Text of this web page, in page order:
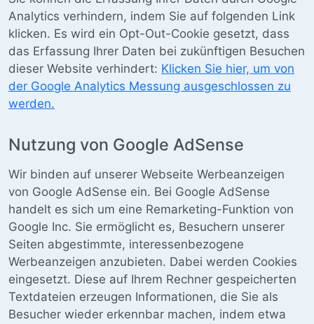
Analytics verhindern, indem Sie auf folgenden Link
klicken. Es wird ein Opt-Out-Cookie gesetzt, dass
das Erfassung Ihrer Daten bei zukünftigen Besuchen
dieser Website verhindert: Klicken Sie hier, um von
der Google Analytics Messung ausgeschlossen zu
werden.
Nutzung von Google AdSense
Wir binden auf unserer Webseite Werbeanzeigen
von Google AdSense ein. Bei Google AdSense
handelt es sich um eine Remarketing-Funktion von
Google Inc. Sie ermöglicht es, Besuchern unserer
Seiten abgestimmte, interessenbezogene
Werbeanzeigen anzubieten. Dabei werden Cookies
eingesetzt. Diese auf Ihrem Rechner gespeicherten
Textdateien erzeugen Informationen, die Sie als
Besucher wieder erkennbar machen, indem etwa